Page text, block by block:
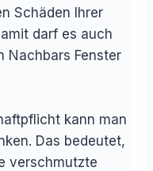
Schäden Ihrer
darf es auch
Nachbars Fenster
kann man
Das bedeutet,
verschmutzte